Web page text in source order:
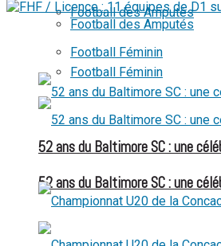
Football des Amputés
Football Féminin
52 ans du Baltimore SC : une
Football des Amputés
Football Féminin
52 ans du Baltimore SC : une